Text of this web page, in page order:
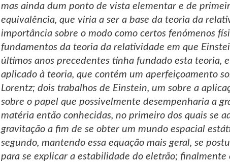
mas ainda dum ponto de vista elementar e de
equivalência, que viria a ser a base da teoria da
importância sobre o modo como certos fenómenos
fundamentos da teoria da relatividade em que
últimos anos precedentes tinha fundado esta
aplicado à teoria, que contém um aperfeiçoamento
Lorentz; dois trabalhos de Einstein, um sobre a
sobre o papel que possivelmente desempenharia a
matéria então conhecidas, no primeiro dos quais se
gravitação a fim de se obter um mundo espacial
segundo, mantendo essa equação mais geral, se
para se explicar a estabilidade do eletrão;